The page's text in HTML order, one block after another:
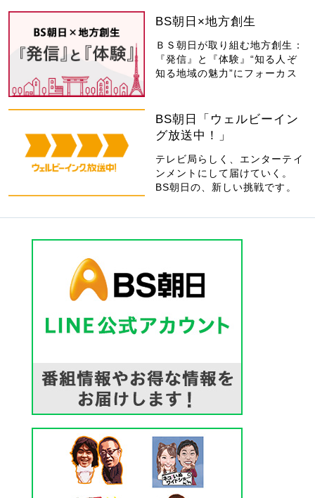
BS朝日×地方創生
ＢＳ朝日が取り組む地方創生：
『発信』と『体験』“知る人ぞ
知る地域の魅力”にフォーカス
BS朝日「ウェルビーイン
グ放送中！」
テレビ局らしく、エンターテイ
ンメントにして届けていく。
BS朝日の、新しい挑戦です。